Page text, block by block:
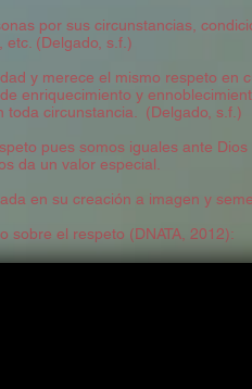
por sus circunstancias,
etc. (Delgado, s.f.)
y merece el mismo respeto en
enriquecimiento y
toda circunstancia. (Delgado, s.f.)
pues somos iguales ante
da un valor especial.
en su creación a imagen y
sobre el respeto (DNATA, 2012):